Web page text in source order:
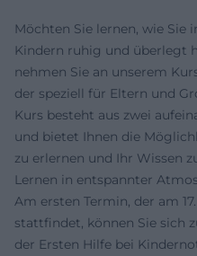
Möchten Sie lernen, wie
Kindern ruhig und überlegt
nehmen Sie an unserem
der speziell für Eltern und
Kurs besteht aus zwei
und bietet Ihnen die
zu erlernen und Ihr Wissen
Lernen in entspannter
Am ersten Termin, der am
stattfindet, können Sie sich
der Ersten Hilfe bei